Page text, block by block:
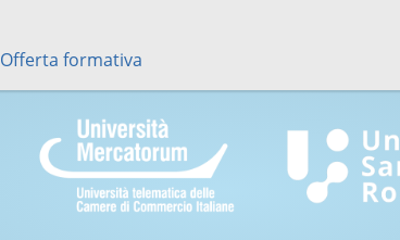
Offerta formativa